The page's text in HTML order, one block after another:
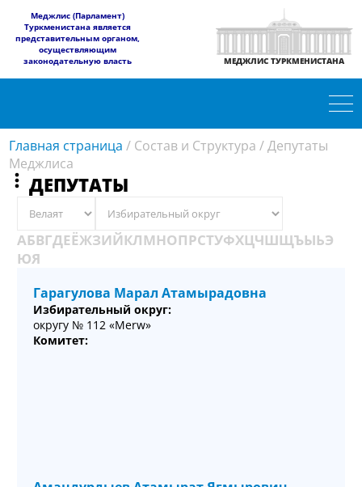
​Меджлис (Парламент)
Туркменистана является
представительным органом,
осуществляющим
законодательную власть
МЕДЖЛИС ТУРКМЕНИСТАНА
Главная страница / Состав и Структура /Депутаты
Меджлиса
ДЕПУТАТЫ
AБВГДЕЁЖЗИЙКЛМНОПРСТУФХЦЧШЩЪЫЬЭ
ЮЯ
Гарагулова Марал Атамырадовна
Избирательный округ:
округу № 112 «Merw»
Комитет: